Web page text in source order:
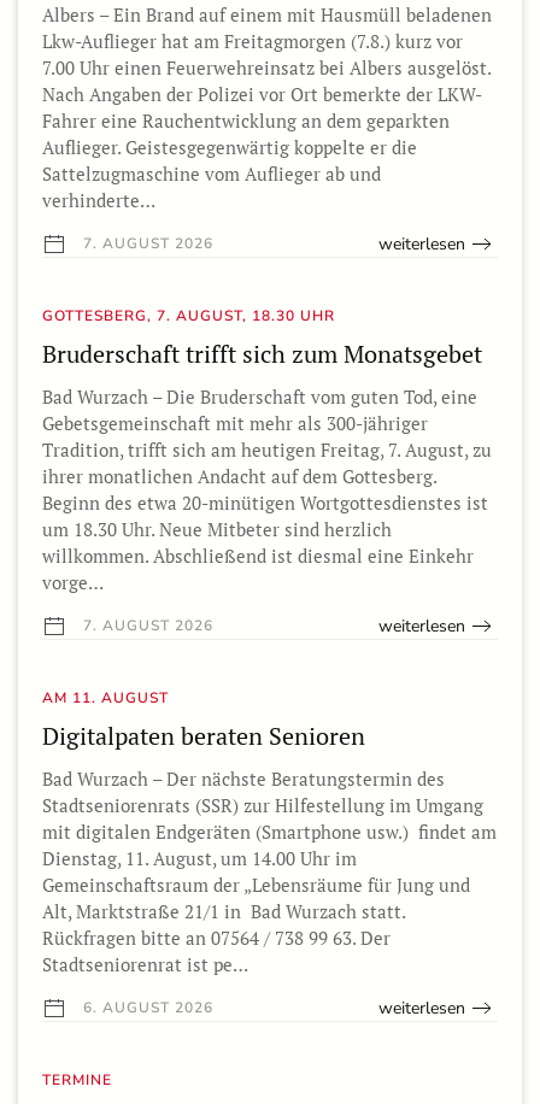
Albers – Ein Brand auf einem mit Hausmüll beladenen
Lkw-Auflieger hat am Freitagmorgen (7.8.) kurz vor
7.00 Uhr einen Feuerwehreinsatz bei Albers ausgelöst.
Nach Angaben der Polizei vor Ort bemerkte der LKW-
Fahrer eine Rauchentwicklung an dem geparkten
Auflieger. Geistesgegenwärtig koppelte er die
Sattelzugmaschine vom Auflieger ab und
verhinderte…
7. AUGUST 2026 weiterlesen
GOTTESBERG, 7. AUGUST, 18.30 UHR
Bruderschaft trifft sich zum Monatsgebet
Bad Wurzach – Die Bruderschaft vom guten Tod, eine
Gebetsgemeinschaft mit mehr als 300-jähriger
Tradition, trifft sich am heutigen Freitag, 7. August, zu
ihrer monatlichen Andacht auf dem Gottesberg.
Beginn des etwa 20-minütigen Wortgottesdienstes ist
um 18.30 Uhr. Neue Mitbeter sind herzlich
willkommen. Abschließend ist diesmal eine Einkehr
vorge…
7. AUGUST 2026 weiterlesen
AM 11. AUGUST
Digitalpaten beraten Senioren
Bad Wurzach – Der nächste Beratungstermin des
Stadtseniorenrats (SSR) zur Hilfestellung im Umgang
mit digitalen Endgeräten (Smartphone usw.) findet am
Dienstag, 11. August, um 14.00 Uhr im
Gemeinschaftsraum der „Lebensräume für Jung und
Alt, Marktstraße 21/1 in Bad Wurzach statt.
Rückfragen bitte an 07564 / 738 99 63. Der
Stadtseniorenrat ist pe…
6. AUGUST 2026 weiterlesen
TERMINE